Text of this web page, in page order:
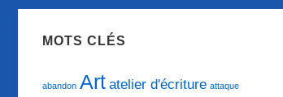
MOTS CLÉS
abandon Art atelier d'écriture attaque